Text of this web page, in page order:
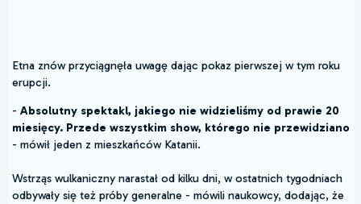
Etna znów przyciągnęła uwagę dając pokaz pierwszej w tym roku
erupcji.
- Absolutny spektakl, jakiego nie widzieliśmy od prawie 20
miesięcy. Przede wszystkim show, którego nie przewidziano
- mówił jeden z mieszkańców Katanii.
Wstrząs wulkaniczny narastał od kilku dni, w ostatnich tygodniach
odbywały się też próby generalne - mówili naukowcy, dodając, że